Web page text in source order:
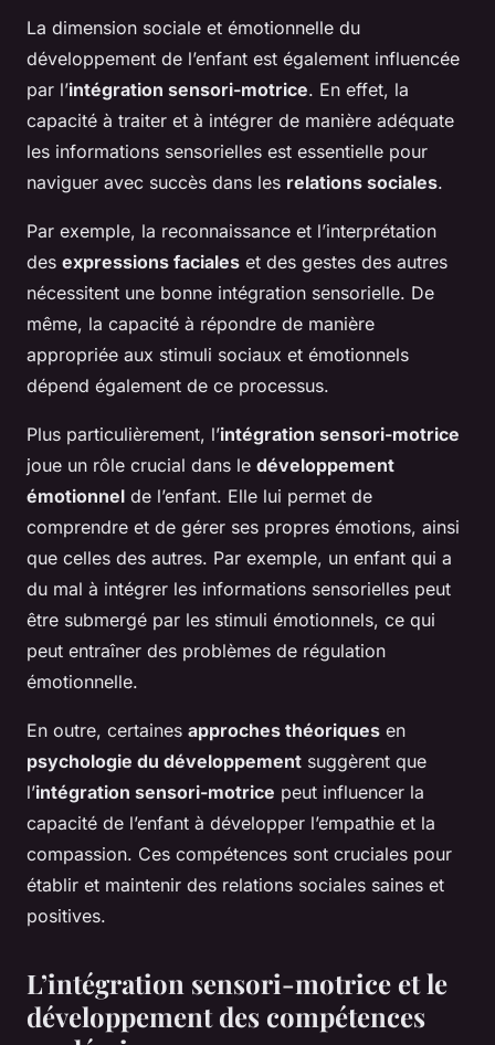
La dimension sociale et émotionnelle du
développement de l’enfant est également influencée
par l’intégration sensori-motrice. En effet, la
capacité à traiter et à intégrer de manière adéquate
les informations sensorielles est essentielle pour
naviguer avec succès dans les relations sociales.
Par exemple, la reconnaissance et l’interprétation
des expressions faciales et des gestes des autres
nécessitent une bonne intégration sensorielle. De
même, la capacité à répondre de manière
appropriée aux stimuli sociaux et émotionnels
dépend également de ce processus.
Plus particulièrement, l’intégration sensori-motrice
joue un rôle crucial dans le développement
émotionnel de l’enfant. Elle lui permet de
comprendre et de gérer ses propres émotions, ainsi
que celles des autres. Par exemple, un enfant qui a
du mal à intégrer les informations sensorielles peut
être submergé par les stimuli émotionnels, ce qui
peut entraîner des problèmes de régulation
émotionnelle.
En outre, certaines approches théoriques en
psychologie du développement suggèrent que
l’intégration sensori-motrice peut influencer la
capacité de l’enfant à développer l’empathie et la
compassion. Ces compétences sont cruciales pour
établir et maintenir des relations sociales saines et
positives.
L’intégration sensori-motrice et le
développement des compétences